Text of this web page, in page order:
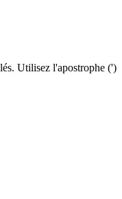
Utilisez l'apostrophe (')